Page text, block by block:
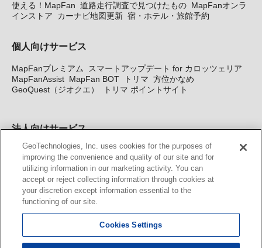
使える！MapFan 道路走行調査で見つけたもの MapFanオンラ
インストア
カーナビ地図更新 宿・ホテル・旅館予約
個人向けサービス
MapFanプレミアム
スマートアップデート for カロッツェリア
MapFanAssist MapFan BOT トリマ 方位かなめ
GeoQuest（ジオクエ）
トリマ ポイントサイト
法人向けサービス
法人向け地図・位置情報サービス WEBサイト・システム向け地
図API Windows PC向け地図開発キット MapFan DB 住所確認
サービス
MAP WORLD+ トリマ広告 Geo-Research
カーナビ地図更新サービス
MapFan スマートメンバーズ カロッツェリア地図割プラス
KENWOOD MapFan Club
GeoTechnologies, Inc. uses cookies for the purposes of
improving the convenience and quality of our site and for
utilizing information in our marketing activity. You can
accept or reject collecting information through cookies at
your discretion except information essential to the
functioning of our site.
Cookies Settings